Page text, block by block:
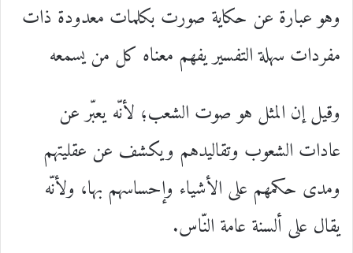
وهو عبارة عن حكاية صورت بكلمات معدودة ذات
مفردات سهلة التفسير يفهم معناه كل من يسمعه
وقيل إن المثل هو صوت الشعب؛ لأنّه يعبّر عن
عادات الشعوب وتقاليدهم ويكشف عن عقليتهم
ومدى حكمهم على الأشياء وإحساسهم بها، ولأنّه
يقال على ألسنة عامة النّاس.